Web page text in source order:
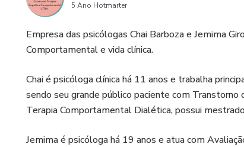
WORKSHOP BÔNUS -
- Introdução à Terapia
WORKSHOP AO VIVO
- Introdução à Terapia
5 Ano Hotmarter
Empresa das psicólogas Chai Barboza e Jemima
Comportamental e vida clínica.
Chai é psicóloga clínica há 11 anos e trabalha
sendo seu grande público paciente com
Terapia Comportamental Dialética, possui
Jemima é psicóloga há 19 anos e atua com